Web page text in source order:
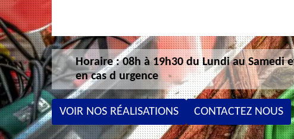
Horaire : 08h à 19h30 du Lundi au Samedi
en cas d urgence
VOIR NOS RÉALISATIONS CONTACTEZ NOUS